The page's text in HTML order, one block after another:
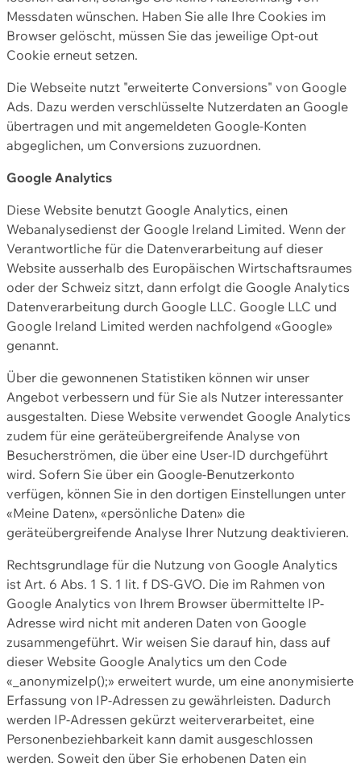
Messdaten wünschen. Haben Sie alle Ihre Cookies im
Browser gelöscht, müssen Sie das jeweilige Opt-out
Cookie erneut setzen.
Die Webseite nutzt "erweiterte Conversions" von Google
Ads. Dazu werden verschlüsselte Nutzerdaten an Google
übertragen und mit angemeldeten Google-Konten
abgeglichen, um Conversions zuzuordnen.
Google Analytics
Diese Website benutzt Google Analytics, einen
Webanalysedienst der Google Ireland Limited. Wenn der
Verantwortliche für die Datenverarbeitung auf dieser
Website ausserhalb des Europäischen Wirtschaftsraumes
oder der Schweiz sitzt, dann erfolgt die Google Analytics
Datenverarbeitung durch Google LLC. Google LLC und
Google Ireland Limited werden nachfolgend «Google»
genannt.
Über die gewonnenen Statistiken können wir unser
Angebot verbessern und für Sie als Nutzer interessanter
ausgestalten. Diese Website verwendet Google Analytics
zudem für eine geräteübergreifende Analyse von
Besucherströmen, die über eine User-ID durchgeführt
wird. Sofern Sie über ein Google-Benutzerkonto
verfügen, können Sie in den dortigen Einstellungen unter
«Meine Daten», «persönliche Daten» die
geräteübergreifende Analyse Ihrer Nutzung deaktivieren.
Rechtsgrundlage für die Nutzung von Google Analytics
ist Art. 6 Abs. 1 S. 1 lit. f DS-GVO. Die im Rahmen von
Google Analytics von Ihrem Browser übermittelte IP-
Adresse wird nicht mit anderen Daten von Google
zusammengeführt. Wir weisen Sie darauf hin, dass auf
dieser Website Google Analytics um den Code
«_anonymizeIp();» erweitert wurde, um eine anonymisierte
Erfassung von IP-Adressen zu gewährleisten. Dadurch
werden IP-Adressen gekürzt weiterverarbeitet, eine
Personenbeziehbarkeit kann damit ausgeschlossen
werden. Soweit den über Sie erhobenen Daten ein